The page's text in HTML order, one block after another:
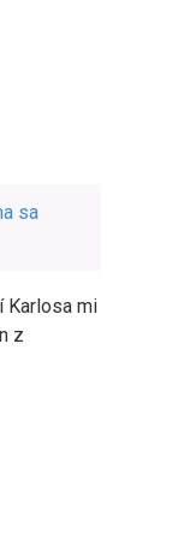
sa
Karlosa mi
z